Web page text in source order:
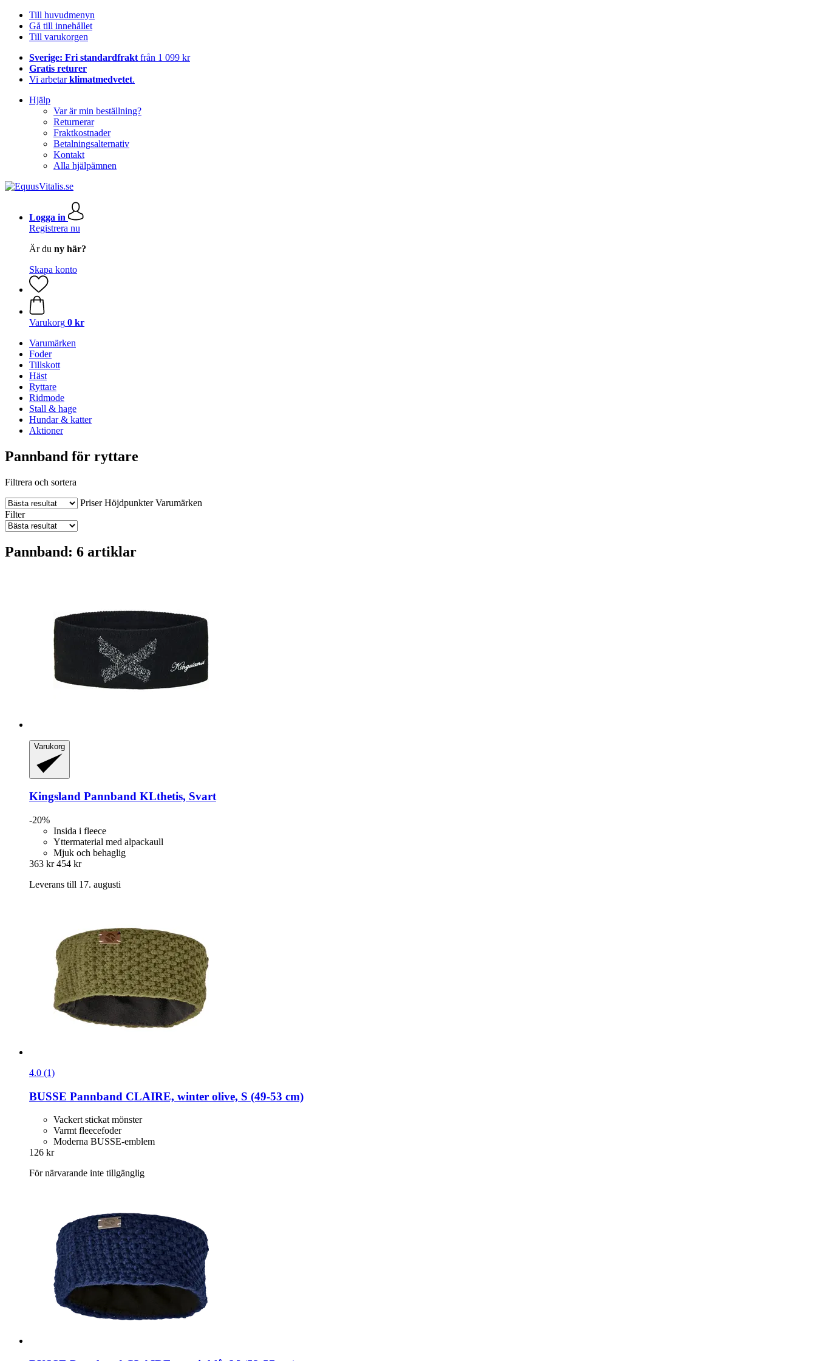
Till huvudmenyn
Gå till innehållet
Till varukorgen
Sverige: Fri standardfrakt från 1 099 kr
Gratis returer
Vi arbetarklimatmedvetet.
Hjälp
Var är min beställning?
Returnerar
Fraktkostnader
Betalningsalternativ
Kontakt
Alla hjälpämnen
Logga in
Registrera nu
Är du ny här?
Skapa konto
Varukorg 0 kr
Varumärken
Foder
Tillskott
Häst
Ryttare
Ridmode
Stall & hage
Hundar & katter
Aktioner
Pannband för ryttare
Filtrera och sortera
Priser Höjdpunkter Varumärken
Filter
Pannband: 6 artiklar
Varukorg
Kingsland Pannband KLthetis, Svart
-20%
Insida i fleece
Yttermaterial med alpackaull
Mjuk och behaglig
363 kr 454 kr
Leverans till 17. augusti
4.0 (1)
BUSSE Pannband CLAIRE, winter olive, S (49-​53 cm)
Vackert stickat mönster
Varmt fleecefoder
Moderna BUSSE-emblem
126 kr
För närvarande inte tillgänglig